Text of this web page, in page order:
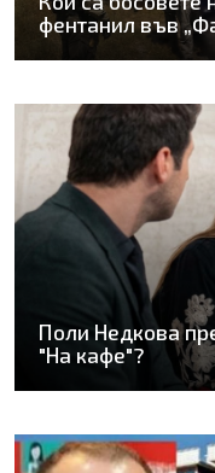
фентанил във
Поли Недкова
"На кафе"?